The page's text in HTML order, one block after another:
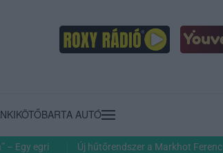
KIKÖTŐBARTA AUTÓ
– Egy egri
Új hűtőrendszer a Markhot Ferenc